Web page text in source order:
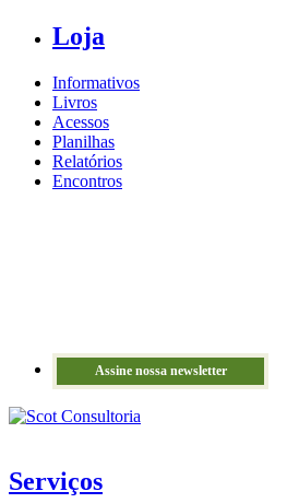
Loja
Informativos
Livros
Acessos
Planilhas
Relatórios
Encontros
Assine nossa newsletter
Serviços